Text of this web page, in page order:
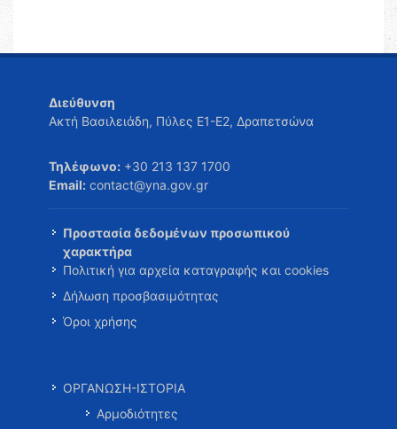
Διεύθυνση
Ακτή Βασιλειάδη, Πύλες Ε1-Ε2, Δραπετσώνα
Τηλέφωνο: +30 213 137 1700
Email: contact@yna.gov.gr
Προστασία δεδομένων προσωπικού
χαρακτήρα
Πολιτική για αρχεία καταγραφής και cookies
Δήλωση προσβασιμότητας
Όροι χρήσης
ΟΡΓΑΝΩΣΗ-ΙΣΤΟΡΙΑ
Αρμοδιότητες